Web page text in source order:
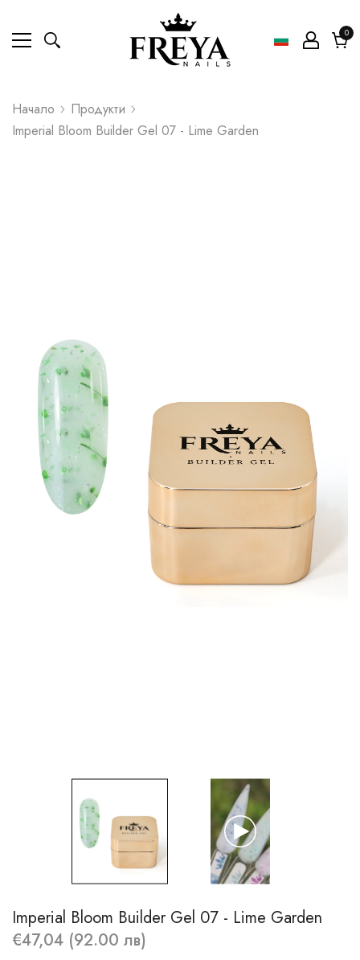
00
Начало
Продукти
Imperial Bloom Builder Gel 07 - Lime Garden
Imperial Bloom Builder Gel 07 - Lime Garden
€47,04 (92.00 лв)